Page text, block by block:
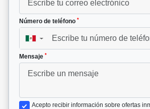
Número de teléfono *
▼
Mensaje *
Acepto recibir información sobre ofertas